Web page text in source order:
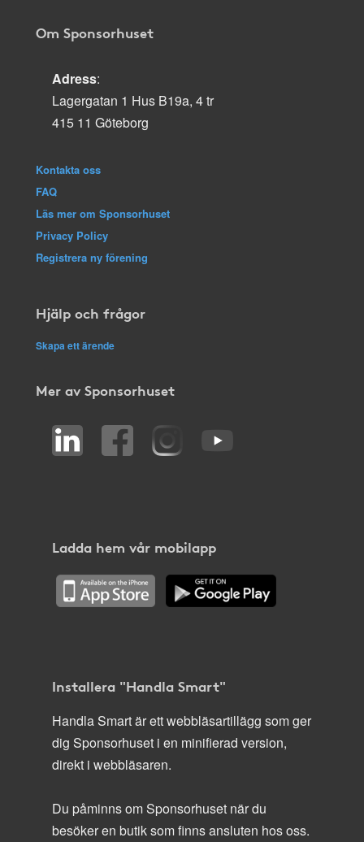
Om Sponsorhuset
Adress:
Lagergatan 1 Hus B19a, 4 tr
415 11 Göteborg
Kontakta oss
FAQ
Läs mer om Sponsorhuset
Privacy Policy
Registrera ny förening
Hjälp och frågor
Skapa ett ärende
Mer av Sponsorhuset
Ladda hem vår mobilapp
Installera "Handla Smart"
Handla Smart är ett webbläsartillägg som ger
dig Sponsorhuset i en minifierad version,
direkt i webbläsaren.
Du påminns om Sponsorhuset när du
besöker en butik som finns ansluten hos oss.